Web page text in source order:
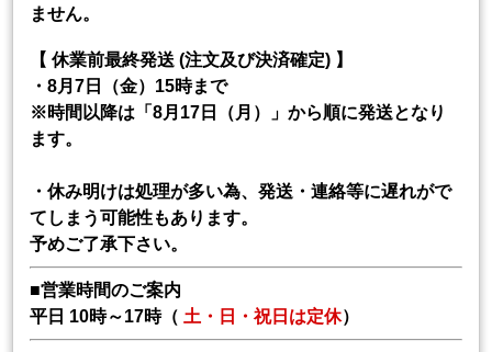
ません。
【 休業前最終発送 (注文及び決済確定) 】
・8月7日（金）15時まで
※時間以降は「8月17日（月）」から順に発送となり
ます。
・休み明けは処理が多い為、発送・連絡等に遅れがで
てしまう可能性もあります。
予めご了承下さい。
■営業時間のご案内
平日 10時～17時（ 土・日・祝日は定休）